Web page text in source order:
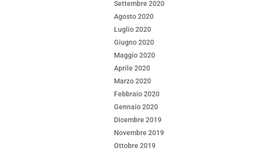
Settembre 2020
Agosto 2020
Luglio 2020
Giugno 2020
Maggio 2020
Aprile 2020
Marzo 2020
Febbraio 2020
Gennaio 2020
Dicembre 2019
Novembre 2019
Ottobre 2019